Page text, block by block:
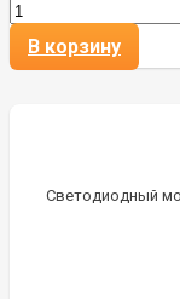
В корзину
Светодиодный